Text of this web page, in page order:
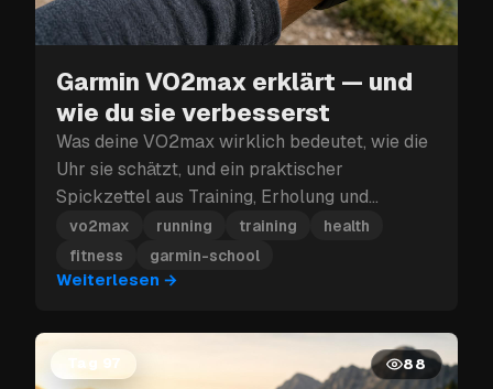
Garmin VO2max erklärt — und
wie du sie verbesserst
Was deine VO2max wirklich bedeutet, wie die
Uhr sie schätzt, und ein praktischer
Spickzettel aus Training, Erholung und
Lifestyle, der sie steigert.
vo2max running training
health
fitness
garmin-school
Weiterlesen →
Tag 97 88